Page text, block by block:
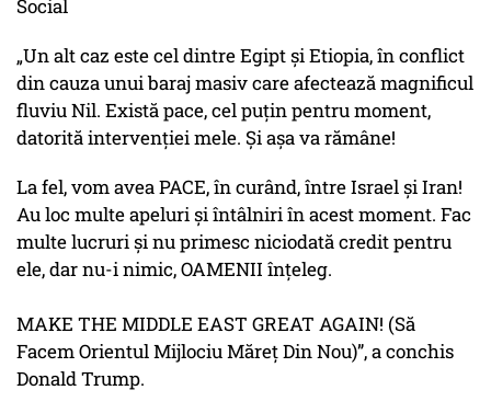
Social
„Un alt caz este cel dintre Egipt și Etiopia, în conflict
din cauza unui baraj masiv care afectează magnificul
fluviu Nil. Există pace, cel puțin pentru moment,
datorită intervenției mele. Și așa va rămâne!
La fel, vom avea PACE, în curând, între Israel și Iran!
Au loc multe apeluri și întâlniri în acest moment. Fac
multe lucruri și nu primesc niciodată credit pentru
ele, dar nu-i nimic, OAMENII înțeleg.
MAKE THE MIDDLE EAST GREAT AGAIN! (Să
Facem Orientul Mijlociu Măreț Din Nou)”, a conchis
Donald Trump.